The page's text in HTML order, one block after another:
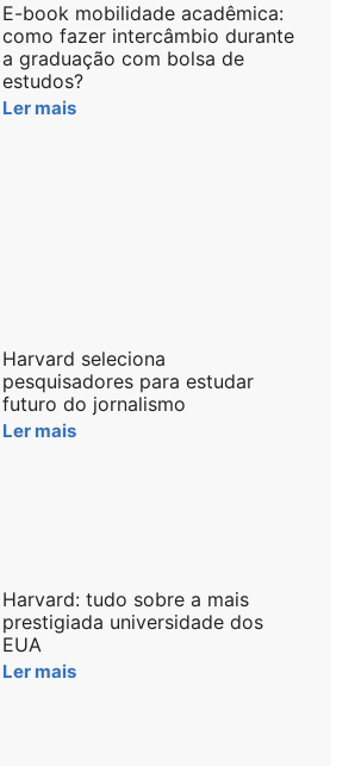
E-book mobilidade acadêmica:
como fazer intercâmbio durante
a graduação com bolsa de
estudos?
Ler mais
Harvard seleciona
pesquisadores para estudar
futuro do jornalismo
Ler mais
Harvard: tudo sobre a mais
prestigiada universidade dos
EUA
Ler mais